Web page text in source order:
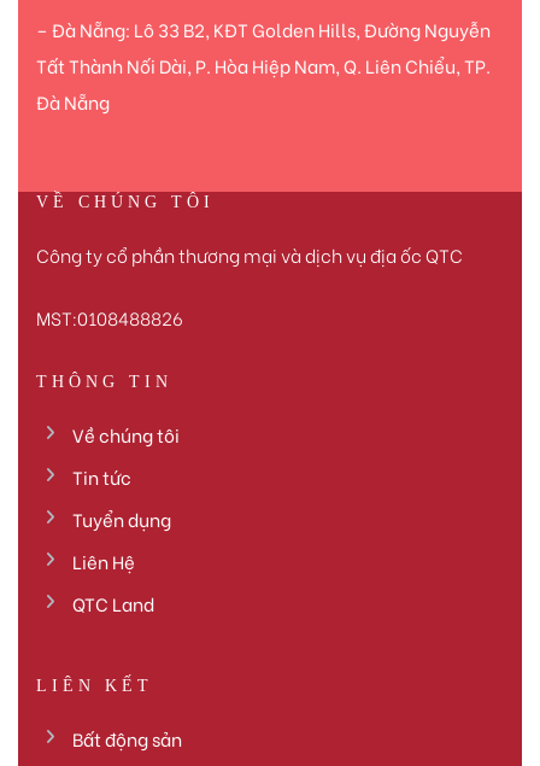
– Đà Nẵng: Lô 33 B2, KĐT Golden Hills, Đường Nguyễn
Tất Thành Nối Dài, P. Hòa Hiệp Nam, Q. Liên Chiểu, TP.
Đà Nẵng
VỀ CHÚNG TÔI
Công ty cổ phần thương mại và dịch vụ địa ốc QTC
MST:0108488826
THÔNG TIN
Về chúng tôi
Tin tức
Tuyển dụng
Liên Hệ
QTC Land
LIÊN KẾT
Bất động sản